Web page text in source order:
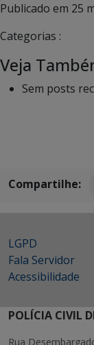
Publicado em 25
Categorias :
Veja
Sem posts
Compartilhe:
LGPD
Fala Servidor
Acessibilidade
POLÍCIA CIVIL
Rua